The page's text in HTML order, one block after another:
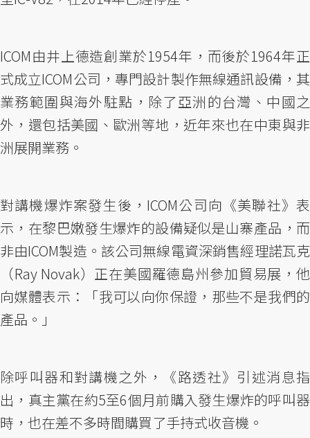
ICOM由井上德造創業於1954年，而後於1964年正
式成立ICOM公司，專門設計製作無線通訊設備，其
業務範圍與海外駐點，除了亞洲的台灣、中國之
外，還包括美國、歐洲等地，近年來也在中東與非
洲展開業務。
對講機爆炸案發生後，ICOM公司向《美聯社》表
示，在黎巴嫩發生爆炸的設備疑似是山寨產品，而
非由ICOM製造。該公司無線電資深銷售經理諾瓦克
（Ray Novak）正在美國羅德島州參加貿易展，他
向媒體表示：「我可以向你保證，那些不是我們的
產品。」
除呼叫器和對講機之外，《路透社》引述消息指
出，真主黨在約5至6個月前購入發生爆炸的呼叫器
時，也在差不多時間購買了手持式收音機。